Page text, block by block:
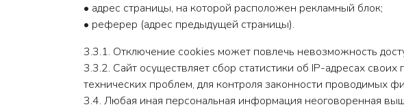
• адрес страницы, на которой расположен рекламный блок;
• реферер (адрес предыдущей страницы).
3.3.1. Отключение cookies может повлечь невозможность
3.3.2. Сайт осуществляет сбор статистики об IP-адресах
технических проблем, для контроля законности проводимых
3.4. Любая иная персональная информация неоговоренная